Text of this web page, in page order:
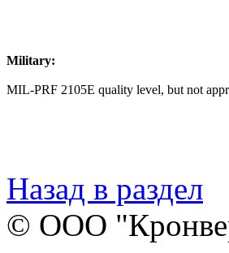
Military:
MIL-PRF 2105E quality level, but not
Назад в раздел
© ООО